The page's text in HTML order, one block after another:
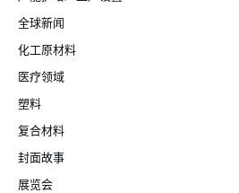
全球新闻
化工原材料
医疗领域
塑料
复合材料
封面故事
展览会